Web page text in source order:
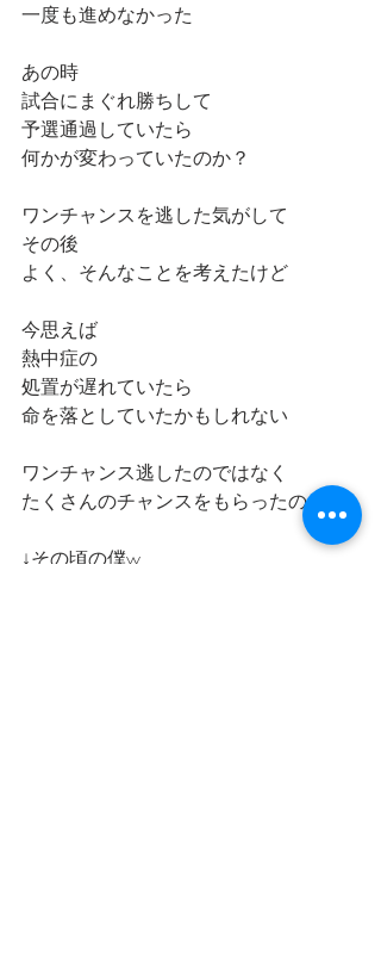
一度も進めなかった
あの時
試合にまぐれ勝ちして
予選通過していたら
何かが変わっていたのか？
ワンチャンスを逃した気がして
その後
よく、そんなことを考えたけど
今思えば
熱中症の
処置が遅れていたら
命を落としていたかもしれない
ワンチャンス逃したのではなく
たくさんのチャンスをもらったのだ
↓その頃の僕w